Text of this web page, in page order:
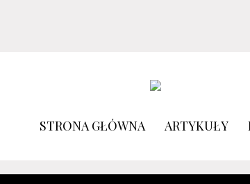
STRONA GŁÓWNA ARTYKUŁY